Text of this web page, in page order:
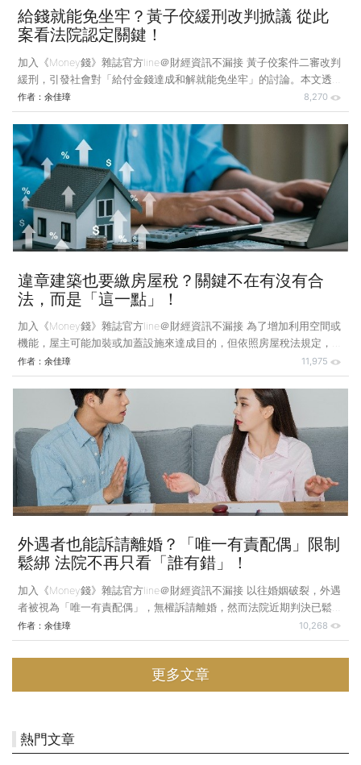
給錢就能免坐牢？黃子佼緩刑改判掀議 從此
案看法院認定關鍵！
加入《Money錢》雜誌官方line＠財經資訊不漏接 黃子佼案件二審改判
緩刑，引發社會對「給付金錢達成和解就能免坐牢」的討論。本文透過
實務案例，解析緩刑的法定要件與法院裁量重點，釐清迷思。 案例說
明：涉嫌過失致死靠和解獲得緩刑 小帥某日駕駛跑車外出時，因分心
操作手機，未注意跑車已經偏離車道，而不慎撞上正在路邊慢跑的小
明，導致小明送醫急救後仍傷重不治。小帥因此涉及過失致死罪嫌遭移
送法辦。 小帥於法院審理時，承認其駕駛車輛確有疏失，並因此導致
小明傷重不治。小帥積極與小明家人達成和解，除給付賠償予小明家人
外，也取得小明家人諒解。法院因此判處小帥有期徒刑8個
作者： 余佳璋 8,270
違章建築也要繳房屋稅？關鍵不在有沒有合
法，而是「這一點」！
加入《Money錢》雜誌官方line＠財經資訊不漏接 為了增加利用空間或
機能，屋主可能加裝或加蓋設施來達成目的，但依照房屋稅法規定，只
要是增加房屋使用價值的建築物，即有可能被課徵房屋稅，民眾最好多
加留意。 案例說明：承租倉庫 發現鐵皮屋也須繳納房屋稅 小葉是一
名網路賣家，近來因常舉辦促銷活動及擔任團購主，網路商場的生意越
來越好，急需租用一個倉庫存放商品，以便及時出貨。小葉找到了一間
建築物旁的鐵皮屋，很適合當倉庫，於是跟屋主接洽租賃，且獲得租金
報價，但小葉認為租金比想像中來得高，房東表明是因為鐵皮屋也須繳
納房屋稅，故將稅金納入租金計算，讓小葉感到十分驚訝
作者： 余佳璋 11,975
外遇者也能訴請離婚？「唯一有責配偶」限制
鬆綁 法院不再只看「誰有錯」！
加入《Money錢》雜誌官方line＠財經資訊不漏接 以往婚姻破裂，外遇
者被視為「唯一有責配偶」，無權訴請離婚，然而法院近期判決已鬆綁
此限制，讓有責配偶在特定情況下也能主動訴離，不過判決結果仍需視
個案而定。 前陣子一對年輕藝人夫妻，因女方外遇狀況遭揭露，引發
兩人爭辯並迅速成為網路話題。網友討論焦點包括外遇有錯在先的人可
否訴請離婚，以及外遇是否為雙方婚姻裂痕的唯一原因。實際生活中也
可能出現類似情況，但《民法》的限制與憲法法庭的最新判決，將使請
作者： 余佳璋 10,268
更多文章
熱門文章